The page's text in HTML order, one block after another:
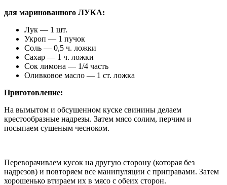
для маринованного ЛУКА:
Лук — 1 шт.
Укроп — 1 пучок
Соль — 0,5 ч. ложки
Сахар — 1 ч. ложки
Сок лимона — 1/4 часть
Оливковое масло — 1 ст. ложка
Приготовление:
На вымытом и обсушенном куске свинины делаем
крестообразные надрезы. Затем мясо солим, перчим и
посыпаем сушеным чесноком.
Переворачиваем кусок на другую сторону (которая без
надрезов) и повторяем все манипуляции с приправами. Затем
хорошенько втираем их в мясо с обеих сторон.